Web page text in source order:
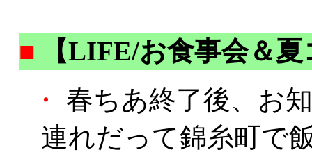
■
【LIFE/お食事会＆
・
春ちあ終了後、お
連れだって錦糸町で